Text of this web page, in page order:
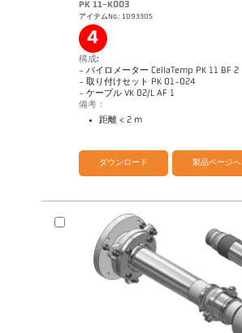
PK 11-K003
アイテムNo.: 1093305
4
構成:
- パイロメーター CellaTemp PK 11 BF 2
- 取り付けセット PK 01-024
- ケーブル VK 02/L AF 1
備考：
距離 < 2 m
カタログ CellaTemp PK PKF PKL
ダウンロード 製品ページへ